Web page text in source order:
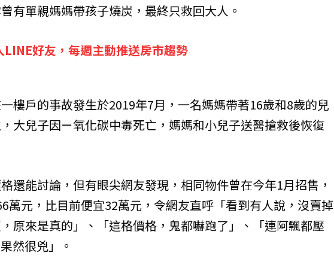
有單親媽媽帶孩子燒炭，最終只救回大人。
LINE好友，每週主動推送房市趨勢
樓戶的事故發生於2019年7月，一名媽媽帶著16歲和8歲的兒
大兒子因ㄧ氧化碳中毒死亡，媽媽和小兒子送醫搶救後恢復
還能討論，但有眼尖網友發現，相同物件曾在今年1月招售，
萬元，比目前便宜32萬元，令網友直呼「看到有人說，沒賣掉
原來是真的」、「這格價格，鬼都嚇跑了」、「連阿飄都壓
然很兇」。